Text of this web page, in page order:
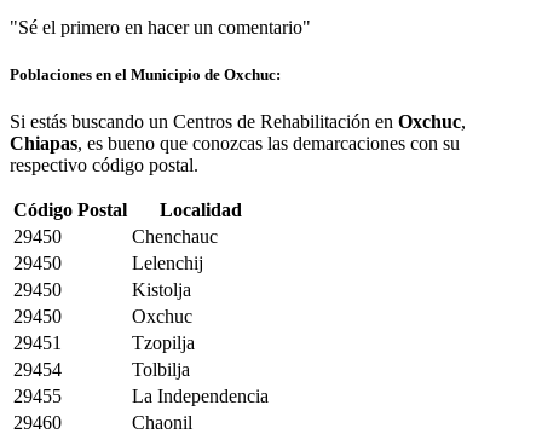
"Sé el primero en hacer un comentario"
Poblaciones en el Municipio de Oxchuc:
Si estás buscando un Centros de Rehabilitación en Oxchuc,
Chiapas, es bueno que conozcas las demarcaciones con su
respectivo código postal.
Código Postal
Localidad
29450
Chenchauc
29450
Lelenchij
29450
Kistolja
29450
Oxchuc
29451
Tzopilja
29454
Tolbilja
29455
La Independencia
29460
Chaonil